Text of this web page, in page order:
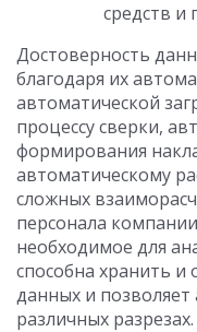
средств и
Достоверность
благодаря их
автоматической
процессу сверки,
формирования
автоматическому
сложных
персонала
необходимое для
способна хранить
данных и
различных разрезах.